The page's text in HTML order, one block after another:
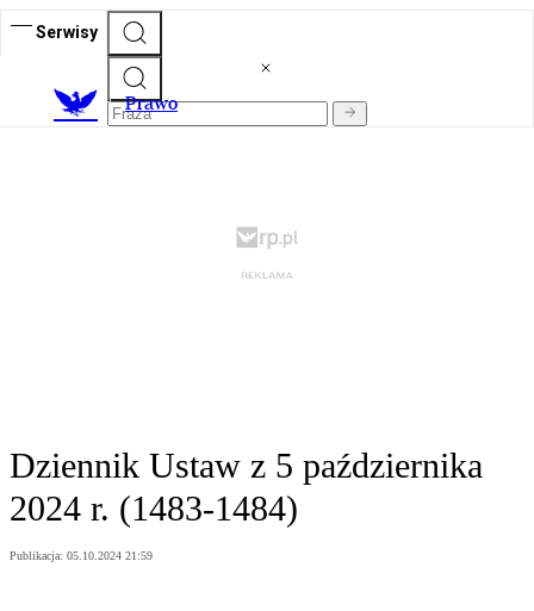
Serwisy
Prawo
Dziennik Ustaw z 5 października
2024 r. (1483-1484)
Publikacja: 05.10.2024 21:59